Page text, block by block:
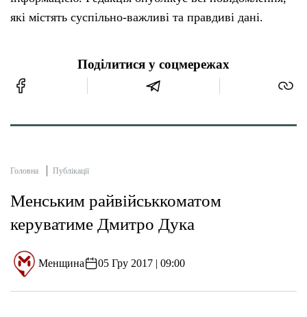
які містять суспільно-важливі та правдиві дані.
Поділитися у соцмережах
Головна Публікації
Менським райвійськкоматом
керуватиме Дмитро Дука
Менщина 05 Гру 2017 | 09:00